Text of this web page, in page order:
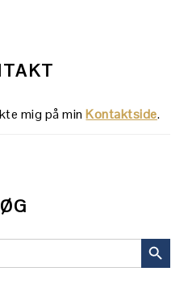
mig på minKontaktside.
SEARCH